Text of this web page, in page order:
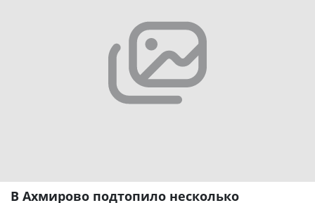
В Ахмирово подтопило несколько